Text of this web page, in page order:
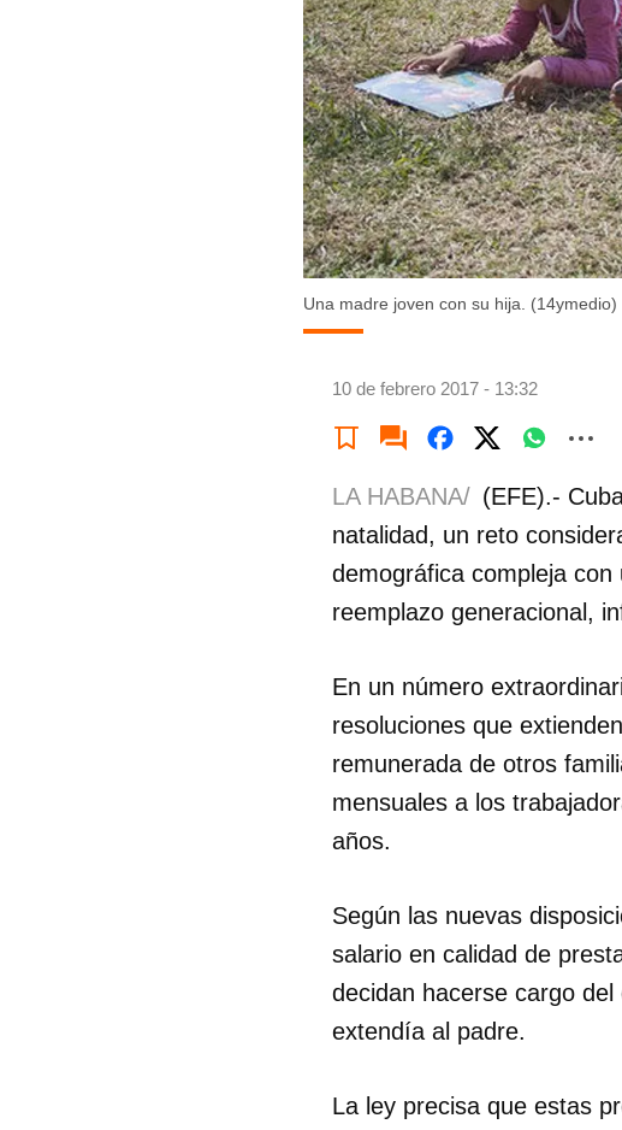
Una madre joven con su hija. (14ymedio)
10 de febrero 2017 - 13:32
LA HABANA/ (EFE).-
natalidad, un reto
demográfica compleja
reemplazo generacional,
En un número
resoluciones que
remunerada de otros
mensuales a los
años.
Según las nuevas
salario en calidad de
decidan hacerse cargo
extendía al padre.
La ley precisa que estas